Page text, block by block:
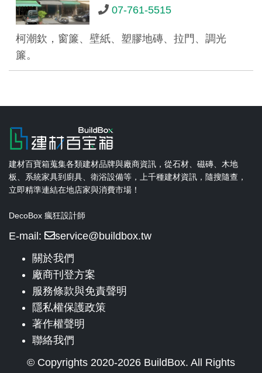
07-761-5515
柯潮欽，窗簾、壁紙、塑膠地磚、拉門、調光
簾。
建材百寶箱蒐集各類建材品牌與廠商資訊，從石材、磁磚、木地
板、系統家具到廚具、衛浴設備等，上千種建材資訊，隨搜隨查，
立即精準連結在地店家與消費市場！
DecoBox 瘋狂設計師
E-mail:
service@buildbox.tw
關於我們
廠商刊登方案
服務條款與免責聲明
隱私權保護政策
著作權聲明
聯絡我們
© Copyrights 2020-2026 BuildBox. All Rights